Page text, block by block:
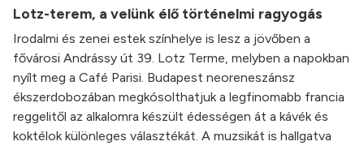
Lotz-terem, a velünk élő történelmi ragyogás
Irodalmi és zenei estek színhelye is lesz a jövőben a
fővárosi Andrássy út 39. Lotz Terme, melyben a napokban
nyílt meg a Café Parisi. Budapest neoreneszánsz
ékszerdobozában megkósolthatjuk a legfinomabb francia
reggelitől az alkalomra készült édességen át a kávék és
koktélok különleges választékát. A muzsikát is hallgatva